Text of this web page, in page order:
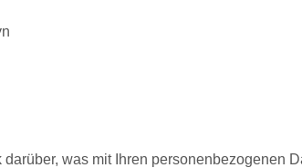
was mit Ihren personenbezogenen